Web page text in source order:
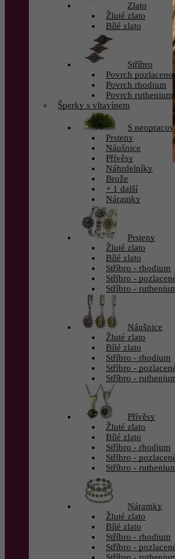
Zlato
Žluté zlato
Bílé zlato
Stříbro
Povrch pozlaceno
Povrch rhodium
Povrch ruthenium
Šperky s vltavínem
S
Prsteny
Náušnice
Přívěsy
Náhrdelníky
Brože
+ 1 další
Náramky
Prsteny
Žluté zlato
Bílé zlato
Stříbro - rhodium
Stříbro -
Stříbro -
Náušnice
Žluté zlato
Bílé zlato
Stříbro - rhodium
Stříbro -
Stříbro -
Přívěsy
Žluté zlato
Bílé zlato
Stříbro - rhodium
Stříbro -
Stříbro -
Náramky
Žluté zlato
Bílé zlato
Stříbro - rhodium
Stříbro -